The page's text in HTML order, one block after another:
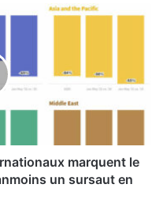
marquent le
un sursaut en